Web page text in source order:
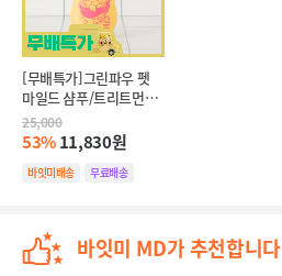
[무배특가]그린파우 펫
마일드 샴푸/트리트먼트
250ml
25,000
53%11,830원
바잇미배송
무료배송
바잇미 MD가 추천합니다